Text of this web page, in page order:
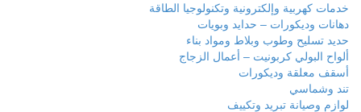
خدمات كهربية وإلكترونية وتكنولوجيا الطاقة
دهانات وديكورات – حدايد وبويات
حديد تسليح وطوب وبلاط ومواد بناء
ألواح البولي كربونيت – أعمال الزجاج
أسقف معلقة وديكورات
تند وشماسي
لوازم وصيانة تبريد وتكييف